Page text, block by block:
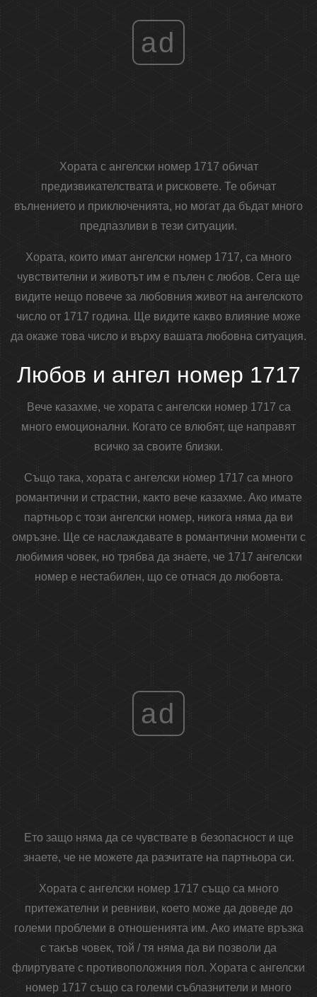
ad
Хората с ангелски номер 1717 обичат
предизвикателствата и рисковете. Те обичат
вълнението и приключенията, но могат да бъдат много
предпазливи в тези ситуации.
Хората, които имат ангелски номер 1717, са много
чувствителни и животът им е пълен с любов. Сега ще
видите нещо повече за любовния живот на ангелското
число от 1717 година. Ще видите какво влияние може
да окаже това число и върху вашата любовна ситуация.
Любов и ангел номер 1717
Вече казахме, че хората с ангелски номер 1717 са
много емоционални. Когато се влюбят, ще направят
всичко за своите близки.
Също така, хората с ангелски номер 1717 са много
романтични и страстни, както вече казахме. Ако имате
партньор с този ангелски номер, никога няма да ви
омръзне. Ще се наслаждавате в романтични моменти с
любимия човек, но трябва да знаете, че 1717 ангелски
номер е нестабилен, що се отнася до любовта.
ad
Ето защо няма да се чувствате в безопасност и ще
знаете, че не можете да разчитате на партньора си.
Хората с ангелски номер 1717 също са много
притежателни и ревниви, което може да доведе до
големи проблеми в отношенията им. Ако имате връзка
с такъв човек, той / тя няма да ви позволи да
флиртувате с противоположния пол. Хората с ангелски
номер 1717 също са големи съблазнители и много